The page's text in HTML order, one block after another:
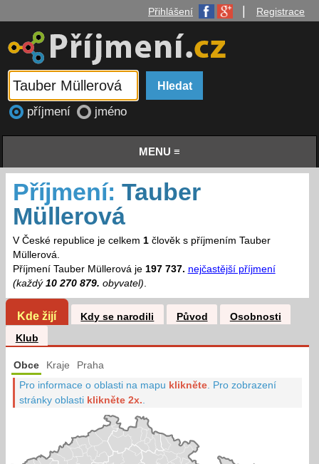
Přihlášení Registrace
příjmení jméno
MENU ≡
Příjmení: Tauber
Müllerová
V České republice je celkem 1člověk s příjmením Tauber
Müllerová.
Příjmení Tauber Müllerová je 197 737. nejčastější příjmení
(každý 10 270 879. obyvatel).
Kde žijí Kdy se narodili Původ
Osobnosti
Klub
Obce Kraje Praha
Pro informace o oblasti na mapu klikněte Pro zobrazení
stránky oblasti klikněte 2x.